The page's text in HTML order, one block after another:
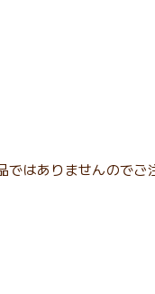
はありませんのでご